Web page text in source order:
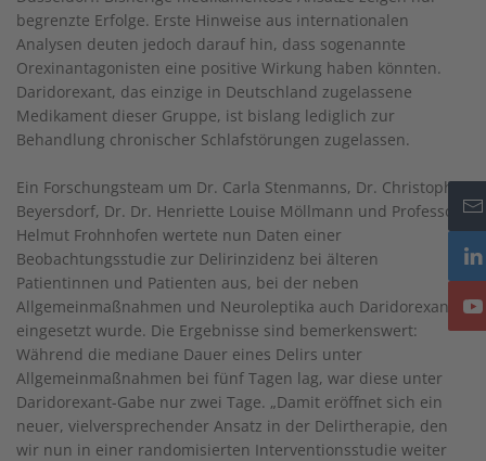
begrenzte Erfolge. Erste Hinweise aus internationalen
Analysen deuten jedoch darauf hin, dass sogenannte
Orexinantagonisten eine positive Wirkung haben könnten.
Daridorexant, das einzige in Deutschland zugelassene
Medikament dieser Gruppe, ist bislang lediglich zur
Behandlung chronischer Schlafstörungen zugelassen.
Ein Forschungsteam um Dr. Carla Stenmanns, Dr. Christoph
Beyersdorf, Dr. Dr. Henriette Louise Möllmann und Professor
Helmut Frohnhofen wertete nun Daten einer
Beobachtungsstudie zur Delirinzidenz bei älteren
Patientinnen und Patienten aus, bei der neben
Allgemeinmaßnahmen und Neuroleptika auch Daridorexant
eingesetzt wurde. Die Ergebnisse sind bemerkenswert:
Während die mediane Dauer eines Delirs unter
Allgemeinmaßnahmen bei fünf Tagen lag, war diese unter
Daridorexant-Gabe nur zwei Tage. „Damit eröffnet sich ein
neuer, vielversprechender Ansatz in der Delirtherapie, den
wir nun in einer randomisierten Interventionsstudie weiter